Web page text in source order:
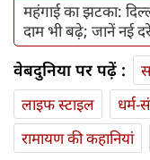
महंगाई का झटका:
दाम भी बढ़े; जानें नई
वेबदुनिया पर पढ़ें :
लाइफ स्‍टाइल
धर्म-
रामायण की कहानियां